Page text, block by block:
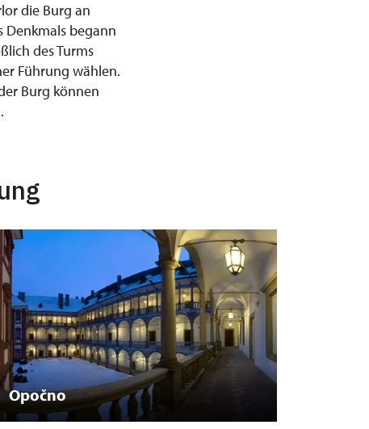
die Burg an
Denkmals begann
des Turms
Führung wählen.
Burg können
Opočno